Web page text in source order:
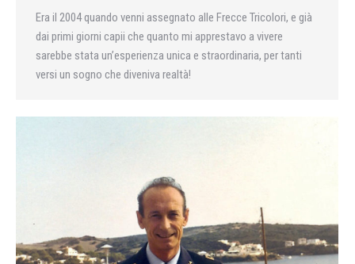
Era il 2004 quando venni assegnato alle Frecce Tricolori, e già
dai primi giorni capii che quanto mi apprestavo a vivere
sarebbe stata un’esperienza unica e straordinaria, per tanti
versi un sogno che diveniva realtà!